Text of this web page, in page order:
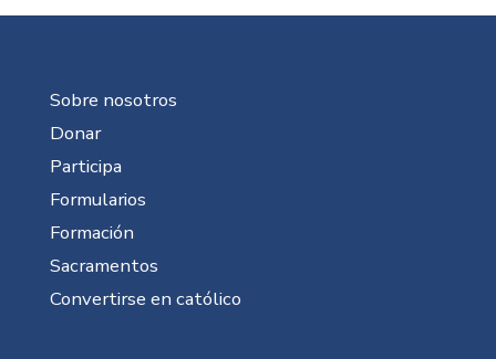
Sobre nosotros
Donar
Participa
Formularios
Formación
Sacramentos
Convertirse en católico